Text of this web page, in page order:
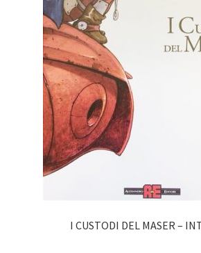
I CUSTODI DEL MASER –